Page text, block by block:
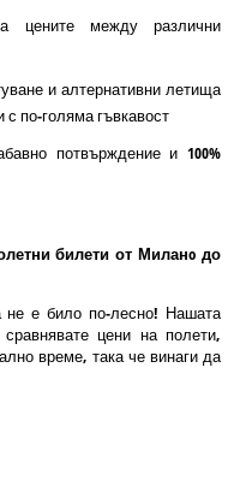
между различни
и алтернативни летища
с по-голяма гъвкавост
потвърждение и 100%
билети от Миланo до
не е било по-лесно! Нашата
цени на полети,
време, така че винаги да